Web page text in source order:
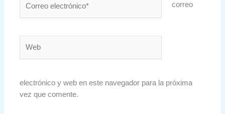
electrónico*
correo
electrónico y web en este navegador para la próxima
vez que comente.